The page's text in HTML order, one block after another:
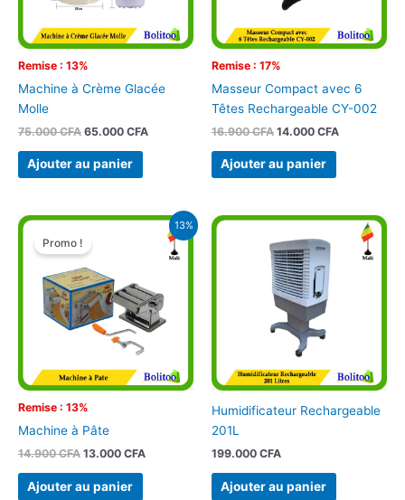
Remise : 13%
Machine à Crème Glacée
Molle
75.000CFA 65.000 CFA
Ajouter au panier
Remise : 17%
Masseur Compact avec 6
Têtes Rechargeable CY-002
16.900CFA 14.000 CFA
Ajouter au panier
13%
Remise : 13%
Promo !
Machine à Pâte
14.900CFA
Le
initial
était :
14.900 CFA.
13.000 CFA
Le
actuel
Ajouter au panier
Humidificateur Rechargeable
201L
199.000 CFA
Ajouter au panier